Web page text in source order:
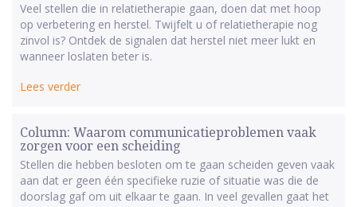
Veel stellen die in relatietherapie gaan, doen dat met hoop
op verbetering en herstel. Twijfelt u of relatietherapie nog
zinvol is? Ontdek de signalen dat herstel niet meer lukt en
wanneer loslaten beter is.
Lees verder
Column: Waarom communicatieproblemen vaak
zorgen voor een scheiding
Stellen die hebben besloten om te gaan scheiden geven vaak
aan dat er geen één specifieke ruzie of situatie was die de
doorslag gaf om uit elkaar te gaan. In veel gevallen gaat het